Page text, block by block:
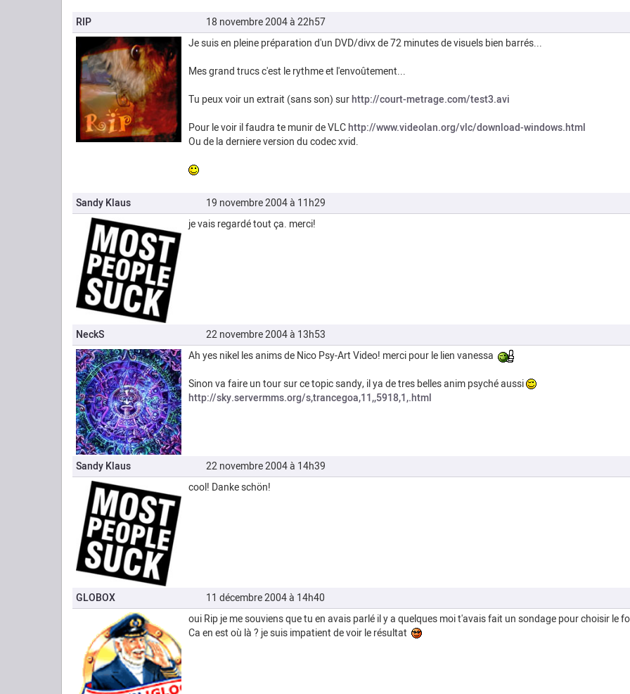
RIP
18 novembre 2004 à 22h57
Je suis en pleine préparation d'un DVD/divx de 72 minutes de visuels bien barrés...
Mes grand trucs c'est le rythme et l'envoûtement...
Tu peux voir un extrait (sans son) surhttp://court-metrage.com/test3.avi
Pour le voir il faudra te munir de VLChttp://www.videolan.org/vlc/download-windows.html
Ou de la derniere version du codec xvid.
Sandy Klaus
19 novembre 2004 à 11h29
je vais regardé tout ça. merci!
NeckS
22 novembre 2004 à 13h53
Ah yes nikel les anims de Nico Psy-Art Video! merci pour le lien vanessa
Sinon va faire un tour sur ce topic sandy, il ya de tres belles anim psyché aussi
http://sky.servermms.org/s,trancegoa,11,,5918,1,.html
Sandy Klaus
22 novembre 2004 à 14h39
cool! Danke schön!
GLOBOX
11 décembre 2004 à 14h40
oui Rip je me souviens que tu en avais parlé il y a quelques moi t'avais fait un sondage pour choisir le
Ca en est où là ? je suis impatient de voir le résultat